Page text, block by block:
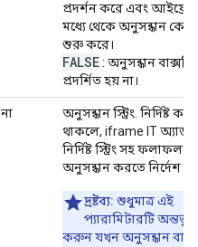
প্রদর্শন করে এবং
মধ্যে থেকে অনুসন্ধান
শুরু করে।
FALSE: অনুসন্ধান বাক্সটি
প্রদর্শিত হয় না।
না
অনুসন্ধান স্ট্রিং. নির্দিষ্ট করা
থাকলে, iframe IT
নির্দিষ্ট স্ট্রিং সহ ফলাফল
অনুসন্ধান করতে নির্দেশ
দ্রষ্টব্য: শুধুমাত্র এই
প্যারামিটারটি
করুন যখন অনুসন্ধান